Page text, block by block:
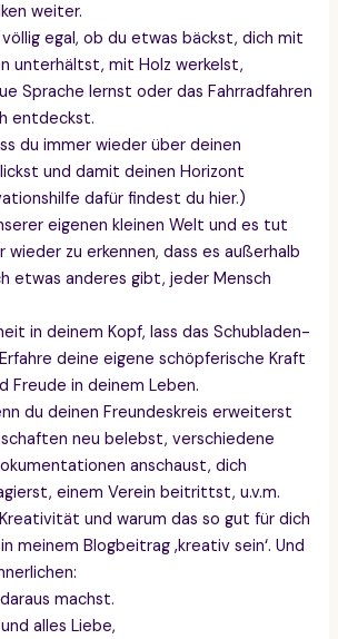
weiter.
egal, ob du etwas bäckst, dich mit
unterhältst, mit Holz werkelst,
Sprache lernst oder das Fahrradfahren
entdeckst.
du immer wieder über deinen
und damit deinen Horizont
dafür findest du hier.)
eigenen kleinen Welt und es tut
wieder zu erkennen, dass es außerhalb
etwas anderes gibt, jeder Mensch
in deinem Kopf, lass das Schubladen-
deine eigene schöpferische Kraft
Freude in deinem Leben.
du deinen Freundeskreis erweiterst
neu belebst, verschiedene
anschaust, dich
einem Verein beitrittst, u.v.m.
und warum das so gut für dich
meinem Blogbeitrag ‚kreativ sein‘. Und
machst.
alles Liebe,